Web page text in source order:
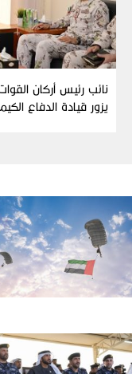
نائب رئيس أركان
يزور قيادة الدفاع